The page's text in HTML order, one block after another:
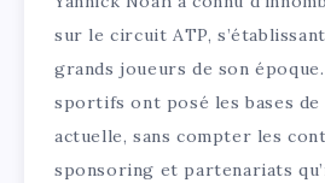
sur le circuit ATP,
grands joueurs de son époque.
sportifs ont posé les bases
actuelle, sans compter les
sponsoring et partenariats